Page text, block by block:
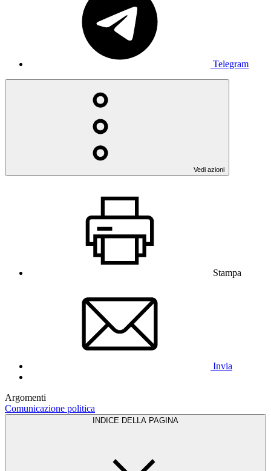
Telegram
Vedi azioni
Stampa
Invia
Argomenti
Comunicazione politica
INDICE DELLA PAGINA